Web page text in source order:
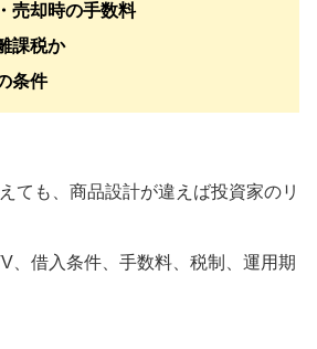
売却時の手数料
課税か
条件
ても、商品設計が違えば投資家のリ
、借入条件、手数料、税制、運用期